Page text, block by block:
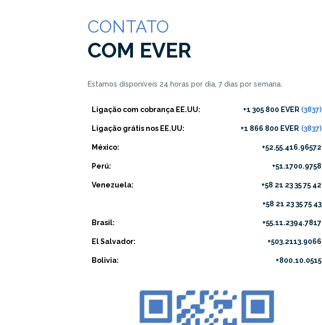
CONTATO
COM EVER
Estamos disponíveis 24 horas por dia, 7 dias por semana.
Ligação com cobrança EE.UU: +1 305 800 EVER (3837)
Ligação grátis nos EE.UU: +1 866 800 EVER (3837)
México: +52.55.416.96572
Perú: +51.1700.9758
Venezuela: +58 21 23 35 75 42
+58 21 23 35 75 43
Brasil: +55.11.2394.7817
El Salvador: +503.2113.9066
Bolivia: +800.10.0515